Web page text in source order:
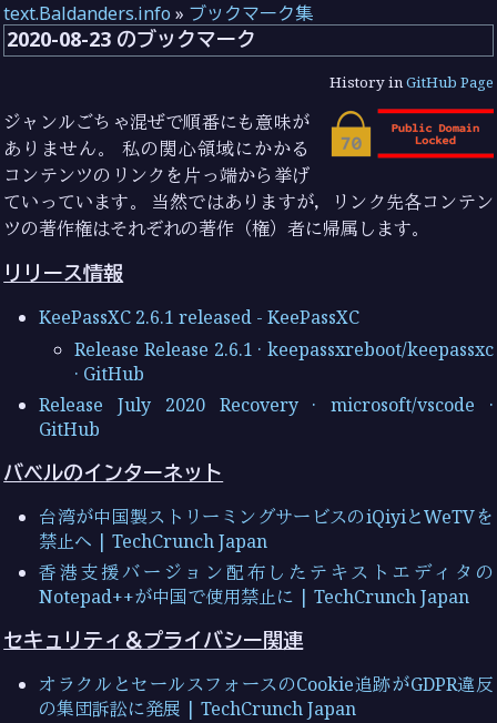
text.Baldanders.info » ブックマーク集
2020-08-23 のブックマーク
History inGitHub Page
ジャンルごちゃ混ぜで順番にも意味が
ありません。 私の関心領域にかかる
コンテンツのリンクを片っ端から挙げ
ていっています。 当然ではありますが，リンク先各コンテン
ツの著作権はそれぞれの著作（権）者に帰属します。
リリース情報
KeePassXC 2.6.1 released - KeePassXC
Release Release 2.6.1 · keepassxreboot/keepassxc
· GitHub
Release July 2020 Recovery · microsoft/vscode ·
GitHub
バベルのインターネット
台湾が中国製ストリーミングサービスのiQiyiとWeTVを
禁止へ | TechCrunch Japan
香港支援バージョン配布したテキストエディタの
Notepad++が中国で使用禁止に | TechCrunch Japan
セキュリティ＆プライバシー関連
オラクルとセールスフォースのCookie追跡がGDPR違反
の集団訴訟に発展 | TechCrunch Japan